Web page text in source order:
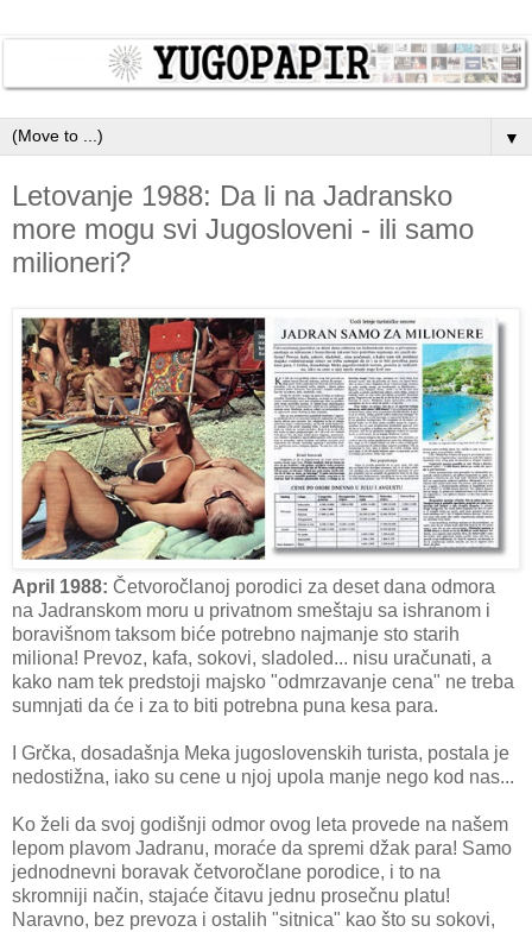
▼
Letovanje 1988: Da li na Jadransko
more mogu svi Jugosloveni - ili samo
milioneri?
April 1988: Četvoročlanoj porodici za deset dana odmora
na Jadranskom moru u privatnom smeštaju sa ishranom i
boravišnom taksom biće potrebno najmanje sto starih
miliona! Prevoz, kafa, sokovi, sladoled... nisu uračunati, a
kako nam tek predstoji majsko "odmrzavanje cena" ne treba
sumnjati da će i za to biti potrebna puna kesa para.
I Grčka, dosadašnja Meka jugoslovenskih turista, postala je
nedostižna, iako su cene u njoj upola manje nego kod nas...
Ko želi da svoj godišnji odmor ovog leta provede na našem
lepom plavom Jadranu, moraće da spremi džak para! Samo
jednodnevni boravak četvoročlane porodice, i to na
skromniji način, stajaće čitavu jednu prosečnu platu!
Naravno, bez prevoza i ostalih "sitnica" kao što su sokovi,